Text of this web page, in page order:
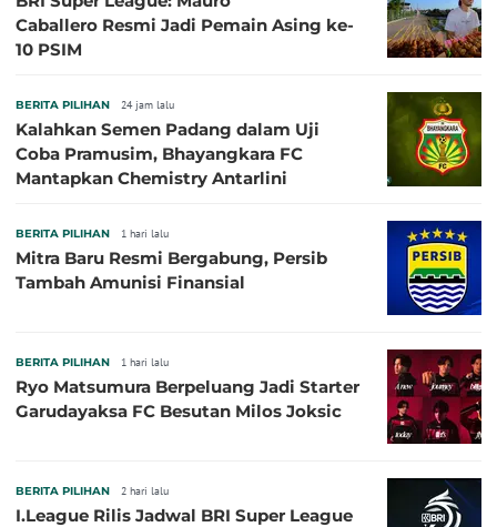
Caballero Resmi Jadi Pemain Asing ke-
10 PSIM
BERITA PILIHAN 24 jam lalu
Kalahkan Semen Padang dalam Uji
Coba Pramusim, Bhayangkara FC
Mantapkan Chemistry Antarlini
BERITA PILIHAN 1 hari lalu
Mitra Baru Resmi Bergabung, Persib
Tambah Amunisi Finansial
BERITA PILIHAN 1 hari lalu
Ryo Matsumura Berpeluang Jadi Starter
Garudayaksa FC Besutan Milos Joksic
BERITA PILIHAN 2 hari lalu
I.League Rilis Jadwal BRI Super League